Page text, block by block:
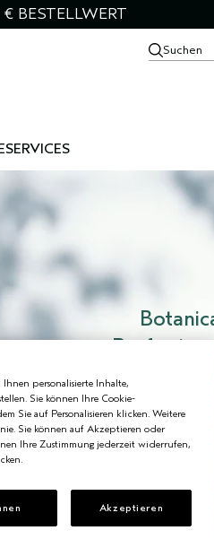
BESTELLWERT
Suchen
SERVICES
Unser einzigartiges Botanical
transformiert trockenes,
stärker,
bei der
Botanical
stärkt die drei zentralen
Farb-
personalisierte Inhalte,
Sie können Ihre Cookie-
Sie auf Personalisieren klicken. Weitere
Sie können auf Akzeptieren oder
Ihre Zustimmung jederzeit widerrufen,
Akzeptieren